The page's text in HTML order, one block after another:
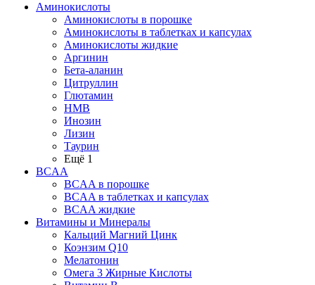
Аминокислоты
Аминокислоты в порошке
Аминокислоты в таблетках и капсулах
Аминокислоты жидкие
Аргинин
Бета-аланин
Цитруллин
Глютамин
HMB
Инозин
Лизин
Таурин
Ещё 1
BCAA
BCAA в порошке
BCAA в таблетках и капсулах
BCAA жидкие
Витамины и Минералы
Кальций Магний Цинк
Коэнзим Q10
Мелатонин
Омега 3 Жирные Кислоты